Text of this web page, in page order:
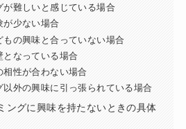
が難しいと感じている場合
が少ない場合
もの興味と合っていない場合
となっている場合
相性が合わない場合
以外の興味に引っ張られている場合
ングに興味を持たないときの具体